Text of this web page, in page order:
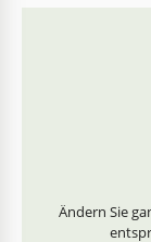
Ändern Sie